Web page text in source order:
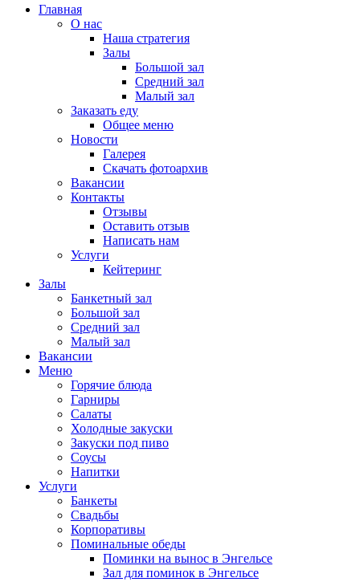
Главная
О нас
Наша стратегия
Залы
Большой зал
Средний зал
Малый зал
Заказать еду
Общее меню
Новости
Галерея
Скачать фотоархив
Вакансии
Контакты
Отзывы
Оставить отзыв
Написать нам
Услуги
Кейтеринг
Залы
Банкетный зал
Большой зал
Средний зал
Малый зал
Вакансии
Меню
Горячие блюда
Гарниры
Салаты
Холодные закуски
Закуски под пиво
Соусы
Напитки
Услуги
Банкеты
Свадьбы
Корпоративы
Поминальные обеды
Поминки на вынос в Энгельсе
Зал для поминок в Энгельсе